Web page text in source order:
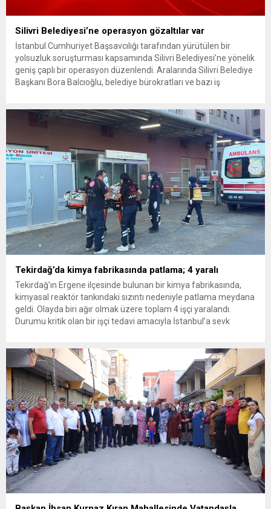
Silivri Belediyesi’ne operasyon gözaltılar var
İstanbul Cumhuriyet Başsavcılığı tarafından yürütülen bir
yolsuzluk soruşturması kapsamında Silivri Belediyesi’ne yönelik
geniş çaplı bir operasyon düzenlendi. Aralarında Silivri Belediye
Başkanı Bora Balcıoğlu, belediye bürokratları ve bazı iş
inceleme ve arama çalışmaları devam ediyor. İstanbul’da...
Tekirdağ’da kimya fabrikasında patlama; 4 yaralı
Tekirdağ’ın Ergene ilçesinde bulunan bir kimya fabrikasında,
kimyasal reaktör tankındaki sızıntı nedeniyle patlama meydana
geldi. Olayda biri ağır olmak üzere toplam 4 işçi yaralandı.
Durumu kritik olan bir işçi tedavi amacıyla İstanbul’a sevk
ilçesine...